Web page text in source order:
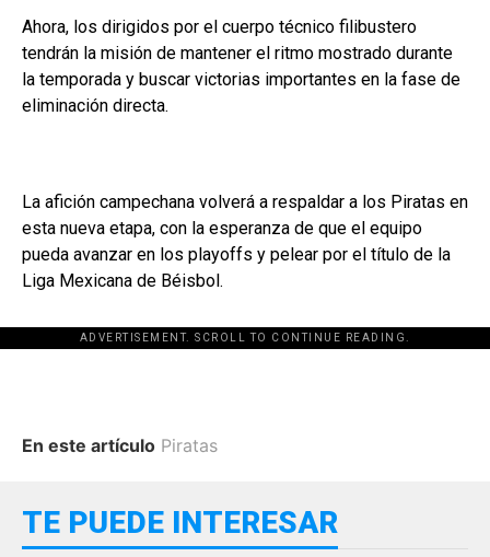
Ahora, los dirigidos por el cuerpo técnico filibustero
tendrán la misión de mantener el ritmo mostrado durante
la temporada y buscar victorias importantes en la fase de
eliminación directa.
La afición campechana volverá a respaldar a los Piratas en
esta nueva etapa, con la esperanza de que el equipo
pueda avanzar en los playoffs y pelear por el título de la
Liga Mexicana de Béisbol.
ADVERTISEMENT. SCROLL TO CONTINUE READING.
En este artículo Piratas
TE PUEDE INTERESAR